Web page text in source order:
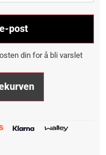
din for å bli varslet
post